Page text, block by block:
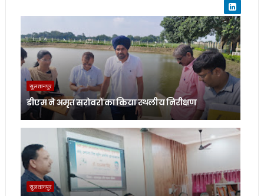
सुलतानपुर
डीएम ने अमृत सरोवरों का किया स्थलीय निरीक्षण
सुलतानपुर